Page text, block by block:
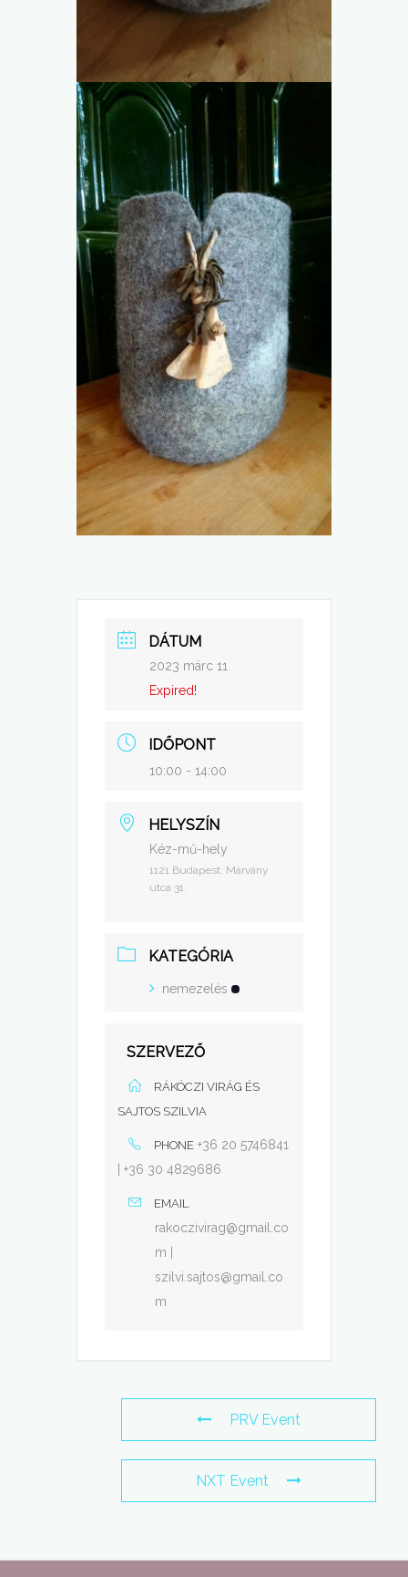
DÁTUM
2023 márc 11
Expired!
IDŐPONT
10:00 - 14:00
HELYSZÍN
Kéz-mű-hely
1121 Budapest, Márvány
utca 31.
KATEGÓRIA
nemezelés
SZERVEZŐ
RÁKÓCZI VIRÁG ÉS
SAJTOS SZILVIA
PHONE +36 20 5746841
| +36 30 4829686
EMAIL
rakoczivirag@gmail.co
m |
szilvi.sajtos@gmail.co
m
PRV Event
NXT Event